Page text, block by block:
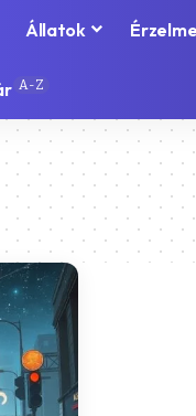
Állatok
A-Z